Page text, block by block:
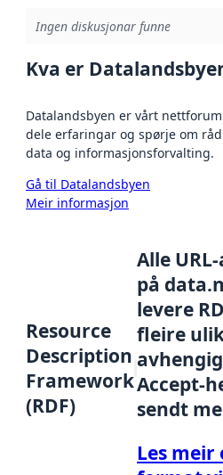
Ingen diskusjonar funne
Kva er
Datalandsbyen er vårt
dele erfaringar og spørje om
data og informasjonsforvalting.
Gå til Datalandsbyen
Meir informasjon
Resource
Description
Framework
(RDF)
Alle
på
levere
fleire
Accept-
sendt
Les meir